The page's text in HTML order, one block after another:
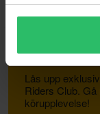
Gå med i
Lås upp
Riders Club.
körupplevelse!